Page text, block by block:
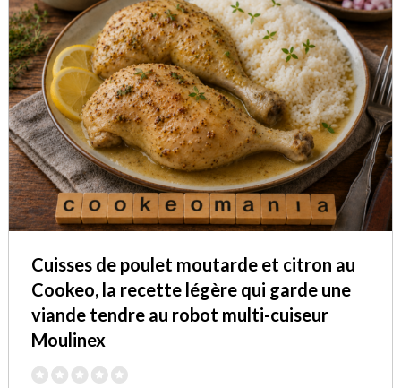
Cuisses de poulet moutarde et citron au
Cookeo, la recette légère qui garde une
viande tendre au robot multi-cuiseur
Moulinex